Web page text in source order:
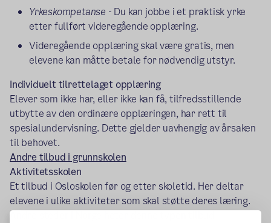
Yrkeskompetanse - Du kan jobbe i et praktisk yrke
etter fullført videregående opplæring.
Videregående opplæring skal være gratis, men
elevene kan måtte betale for nødvendig utstyr.
Individuelt tilrettelaget opplæring
Elever som ikke har, eller ikke kan få, tilfredsstillende
utbytte av den ordinære opplæringen, har rett til
spesialundervisning. Dette gjelder uavhengig av årsaken
til behovet.
Andre tilbud i grunnskolen
Aktivitetsskolen
Et tilbud i Osloskolen før og etter skoletid. Her deltar
elevene i ulike aktiviteter som skal støtte deres læring.
Andre steder i Norge heter denne typen tilbud